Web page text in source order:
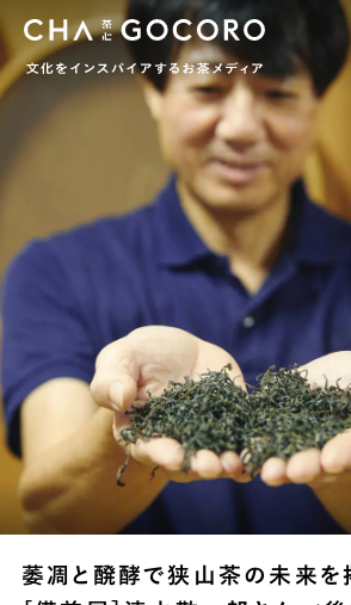
ワードでさがす
カテゴリでさがす
INTERVIEW CHAGOCORO TALK イベント
茶と器 茶と食 茶のつくり手たち
PAUSE & INSPIRE ファーストプレイスで、お茶を
COLOURS BY CHAGOCORO
ブレンドティー 釜炒り茶 台湾茶
萎凋と醗酵で狭山茶の未来を